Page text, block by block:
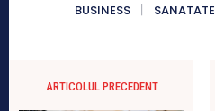
BUSINESS
SANATATE
ARTICOLUL PRECEDENT